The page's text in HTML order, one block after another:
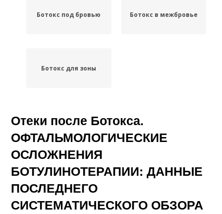
Ботокс под бровью Ботокс в межбровье
Ботокс для зоны
Отеки после Ботокса.
ОФТАЛЬМОЛОГИЧЕСКИЕ
ОСЛОЖНЕНИЯ
БОТУЛИНОТЕРАПИИ: ДАННЫЕ
ПОСЛЕДНЕГО
СИСТЕМАТИЧЕСКОГО ОБЗОРА